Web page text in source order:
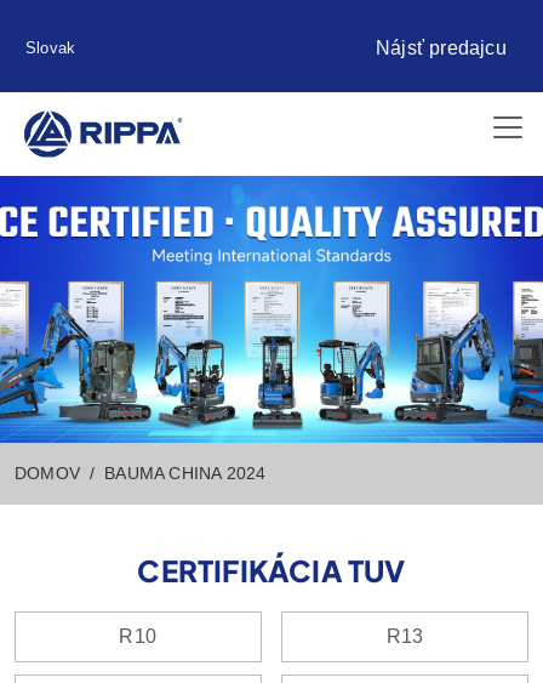
Slovak Nájsť predajcu
DOMOV BAUMA CHINA 2024
CERTIFIKÁCIA TUV
R10 R13